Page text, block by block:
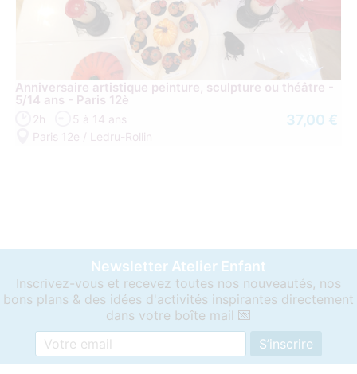
Anniversaire artistique peinture, sculpture ou théâtre -
5/14 ans - Paris 12è
2h
5 à 14 ans
Paris 12e / Ledru-Rollin
37,00 €
Newsletter Atelier Enfant
Inscrivez-vous et recevez toutes nos nouveautés, nos
bons plans & des idées d'activités inspirantes directement
dans votre boîte mail 💌